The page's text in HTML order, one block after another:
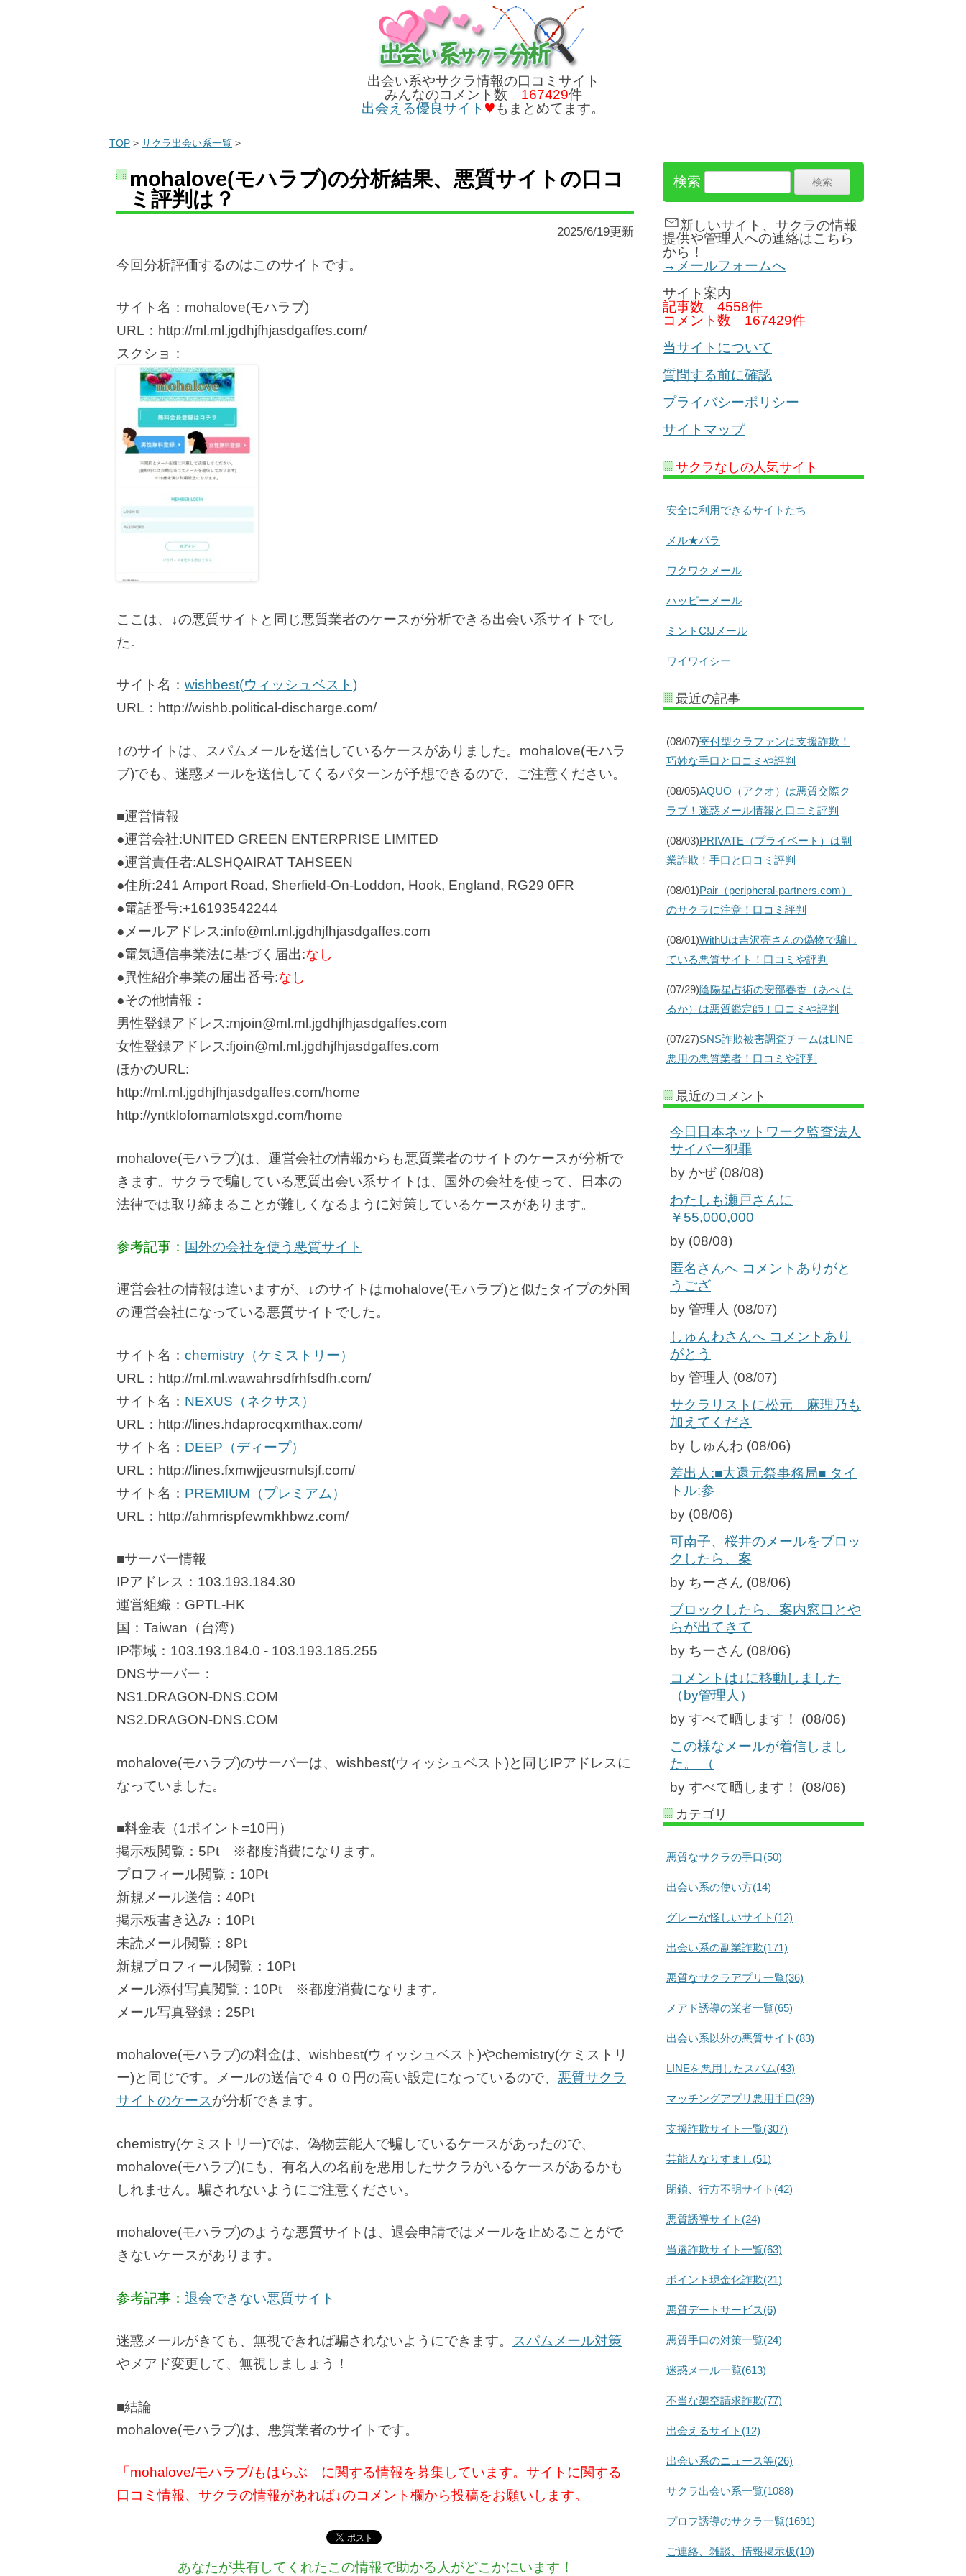
出会い系やサクラ情報の口コミサイト
みんなのコメント数 167429件
出会える優良サイト
もまとめてます。
TOP > サクラ出会い系一覧 >
mohalove(モハラブ)の分析結果、悪質サイトの口コ
ミ評判は？
2025/6/19更新
今回分析評価するのはこのサイトです。
サイト名：mohalove(モハラブ)
URL：http://ml.ml.jgdhjfhjasdgaffes.com/
スクショ：
ここは、↓の悪質サイトと同じ悪質業者のケースが分析できる出会い系サイトでし
た。
サイト名： wishbest(ウィッシュベスト)
URL：http://wishb.political-discharge.com/
↑のサイトは、スパムメールを送信しているケースがありました。mohalove(モハラ
ブ)でも、迷惑メールを送信してくるパターンが予想できるので、ご注意ください。
■運営情報
●運営会社:UNITED GREEN ENTERPRISE LIMITED
●運営責任者:ALSHQAIRAT TAHSEEN
●住所:241 Amport Road, Sherfield-On-Loddon, Hook, England, RG29 0FR
●電話番号:+16193542244
●メールアドレス:info@ml.ml.jgdhjfhjasdgaffes.com
●電気通信事業法に基づく届出:なし
●異性紹介事業の届出番号:なし
●その他情報：
男性登録アドレス:mjoin@ml.ml.jgdhjfhjasdgaffes.com
女性登録アドレス:fjoin@ml.ml.jgdhjfhjasdgaffes.com
ほかのURL:
http://ml.ml.jgdhjfhjasdgaffes.com/home
http://yntklofomamlotsxgd.com/home
mohalove(モハラブ)は、運営会社の情報からも悪質業者のサイトのケースが分析で
きます。サクラで騙している悪質出会い系サイトは、国外の会社を使って、日本の
法律では取り締まることが難しくなるように対策しているケースがあります。
参考記事： 国外の会社を使う悪質サイト
運営会社の情報は違いますが、↓のサイトはmohalove(モハラブ)と似たタイプの外国
の運営会社になっている悪質サイトでした。
サイト名： chemistry（ケミストリー）
URL：http://ml.ml.wawahrsdfrhfsdfh.com/
サイト名： NEXUS（ネクサス）
URL：http://lines.hdaprocqxmthax.com/
サイト名： DEEP（ディープ）
URL：http://lines.fxmwjjeusmulsjf.com/
サイト名： PREMIUM（プレミアム）
URL：http://ahmrispfewmkhbwz.com/
■サーバー情報
IPアドレス：103.193.184.30
運営組織：GPTL-HK
国：Taiwan（台湾）
IP帯域：103.193.184.0 - 103.193.185.255
DNSサーバー：
NS1.DRAGON-DNS.COM
NS2.DRAGON-DNS.COM
mohalove(モハラブ)のサーバーは、wishbest(ウィッシュベスト)と同じIPアドレスに
なっていました。
■料金表（1ポイント=10円）
掲示板閲覧：5Pt ※都度消費になります。
プロフィール閲覧：10Pt
新規メール送信：40Pt
掲示板書き込み：10Pt
未読メール閲覧：8Pt
新規プロフィール閲覧：10Pt
メール添付写真閲覧：10Pt ※都度消費になります。
メール写真登録：25Pt
mohalove(モハラブ)の料金は、wishbest(ウィッシュベスト)やchemistry(ケミストリ
ー)と同じです。メールの送信で４００円の高い設定になっているので、 悪質サクラ
サイトのケースが分析できます。
chemistry(ケミストリー)では、偽物芸能人で騙しているケースがあったので、
mohalove(モハラブ)にも、有名人の名前を悪用したサクラがいるケースがあるかも
しれません。騙されないようにご注意ください。
mohalove(モハラブ)のような悪質サイトは、退会申請ではメールを止めることがで
きないケースがあります。
参考記事： 退会できない悪質サイト
迷惑メールがきても、無視できれば騙されないようにできます。
スパムメール対策
やメアド変更して、無視しましょう！
■結論
mohalove(モハラブ)は、悪質業者のサイトです。
「mohalove/モハラブ/もはらぶ」に関する情報を募集しています。サイトに関する
口コミ情報、サクラの情報があれば↓のコメント欄から投稿をお願いします。
あなたが共有してくれたこの情報で助かる人がどこかにいます！
検索
新しいサイト、サクラの情報
提供や管理人への連絡はこちら
から！
→メールフォームへ
サイト案内
記事数 4558件
コメント数 167429件
当サイトについて
質問する前に確認
プライバシーポリシー
サイトマップ
サクラなしの人気サイト
安全に利用できるサイトたち
メル★パラ
ワクワクメール
ハッピーメール
ミントC!Jメール
ワイワイシー
最近の記事
(08/07)寄付型クラファンは支援詐欺！
巧妙な手口と口コミや評判
(08/05)AQUO（アクオ）は悪質交際ク
ラブ！迷惑メール情報と口コミ評判
(08/03)PRIVATE（プライベート）は副
業詐欺！手口と口コミ評判
(08/01)Pair（peripheral-partners.com）
のサクラに注意！口コミ評判
(08/01)WithUは吉沢亮さんの偽物で騙し
ている悪質サイト！口コミや評判
(07/29)陰陽星占術の安部春香（あべ は
るか）は悪質鑑定師！口コミや評判
(07/27)SNS詐欺被害調査チームはLINE
悪用の悪質業者！口コミや評判
最近のコメント
今日日本ネットワーク監査法人
サイバー犯罪
by かぜ (08/08)
わたしも瀬戸さんに
￥55,000,000
by (08/08)
匿名さんへ コメントありがと
うござ
by 管理人 (08/07)
しゅんわさんへ コメントあり
がとう
by 管理人 (08/07)
サクラリストに松元 麻理乃も
加えてくださ
by しゅんわ (08/06)
差出人:■大還元祭事務局■ タイ
トル:参
by (08/06)
可南子、桜井のメールをブロッ
クしたら、案
by ちーさん (08/06)
ブロックしたら、案内窓口とや
らが出てきて
by ちーさん (08/06)
コメントは↓に移動しました
（by管理人）
by すべて晒します！ (08/06)
この様なメールが着信しまし
た。 （
by すべて晒します！ (08/06)
カテゴリ
悪質なサクラの手口(50)
出会い系の使い方(14)
グレーな怪しいサイト(12)
出会い系の副業詐欺(171)
悪質なサクラアプリ一覧(36)
メアド誘導の業者一覧(65)
出会い系以外の悪質サイト(83)
LINEを悪用したスパム(43)
マッチングアプリ悪用手口(29)
支援詐欺サイト一覧(307)
芸能人なりすまし(51)
閉鎖、行方不明サイト(42)
悪質誘導サイト(24)
当選詐欺サイト一覧(63)
ポイント現金化詐欺(21)
悪質デートサービス(6)
悪質手口の対策一覧(24)
迷惑メール一覧(613)
不当な架空請求詐欺(77)
出会えるサイト(12)
出会い系のニュース等(26)
サクラ出会い系一覧(1088)
プロフ誘導のサクラ一覧(1691)
ご連絡、雑談、情報掲示板(10)